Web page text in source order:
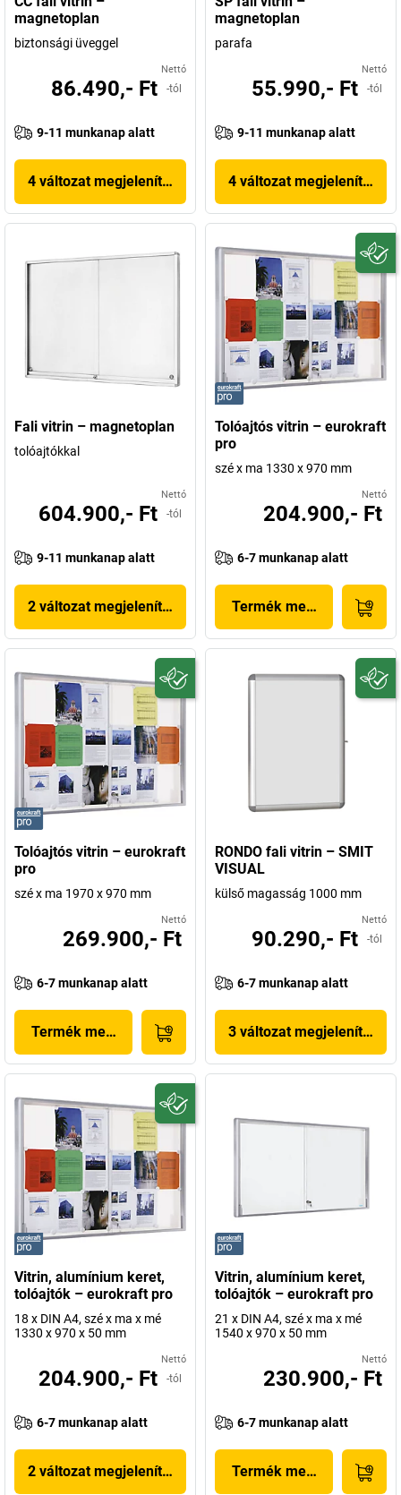
magnetoplan
biztonsági üveggel
Nettó
86.490,- Ft -tól
9-11 munkanap alatt
4 változat megjelenítése
magnetoplan
parafa
Nettó
55.990,- Ft -tól
9-11 munkanap alatt
4 változat megjelenítése
Fali vitrin – magnetoplan
tolóajtókkal
Nettó
604.900,- Ft -tól
9-11 munkanap alatt
2 változat megjelenítése
Tolóajtós vitrin – eurokraft
pro
szé x ma 1330 x 970 mm
Nettó
204.900,- Ft
6-7 munkanap alatt
Termék megjelenítése
Tolóajtós vitrin – eurokraft
pro
szé x ma 1970 x 970 mm
Nettó
269.900,- Ft
6-7 munkanap alatt
Termék megjelenítése
RONDO fali vitrin – SMIT
VISUAL
külső magasság 1000 mm
Nettó
90.290,- Ft -tól
6-7 munkanap alatt
3 változat megjelenítése
Vitrin, alumínium keret,
tolóajtók – eurokraft pro
18 x DIN A4, szé x ma x mé
1330 x 970 x 50 mm
Nettó
204.900,- Ft -tól
6-7 munkanap alatt
2 változat megjelenítése
Vitrin, alumínium keret,
tolóajtók – eurokraft pro
21 x DIN A4, szé x ma x mé
1540 x 970 x 50 mm
Nettó
230.900,- Ft
6-7 munkanap alatt
Termék megjelenítése